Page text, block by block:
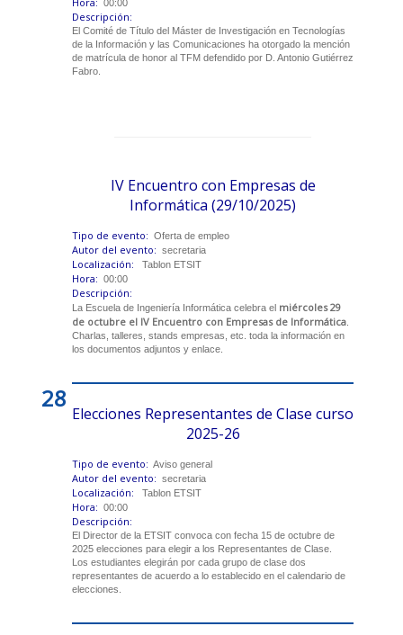
00:00
Descripción:
El Comité de Título del Máster de Investigación en Tecnologías
de la Información y las Comunicaciones ha otorgado la mención
de matrícula de honor al TFM defendido por D. Antonio Gutiérrez
Fabro.
IV Encuentro con Empresas de
Informática (29/10/2025)
Tipo de evento: Oferta de empleo
Autor del evento: secretaria
Localización: Tablon ETSIT
Hora: 00:00
Descripción:
La Escuela de Ingeniería Informática celebra el miércoles 29
de octubre el IV Encuentro con Empresas de Informática
Charlas, talleres, stands empresas, etc. toda la información en
los documentos adjuntos y enlace.
28
Elecciones Representantes de Clase curso
2025-26
Tipo de evento: Aviso general
Autor del evento: secretaria
Localización: Tablon ETSIT
Hora: 00:00
Descripción:
El Director de la ETSIT convoca con fecha 15 de octubre de
2025 elecciones para elegir a los Representantes de Clase.
Los estudiantes elegirán por cada grupo de clase dos
representantes de acuerdo a lo establecido en el calendario de
elecciones.